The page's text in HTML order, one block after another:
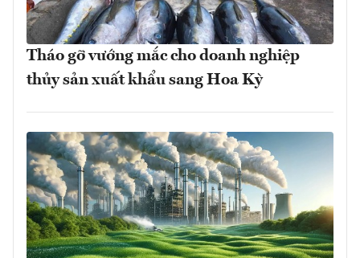
Tháo gỡ vướng mắc cho doanh nghiệp
thủy sản xuất khẩu sang Hoa Kỳ